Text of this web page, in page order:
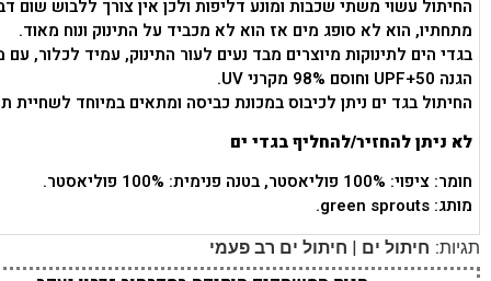
החיתול עשוי משתי שכבות ומונע דליפות ולכן אין צורך ללבוש שום
מתחתיו, הוא לא סופג מים אז הוא לא מכביד על התינוק ונוח מאוד.
בגדי הים לתינוקות מיוצרים מבד נעים לעור התינוק, עמיד לכלור,
הגנה UPF+50 וחוסם 98% מקרני UV.
החיתול בגד ים ניתן לכיבוס במכונת כביסה ומתאים במיוחד לשחיית
לא ניתן להחזיר/להחליף בגדי ים
חומר: ציפוי: 100% פוליאסטר, בטנה פנימית: 100% פוליאסטר.
מותג: green sprouts.
תגיות: חיתול ים | חיתול ים רב פעמי